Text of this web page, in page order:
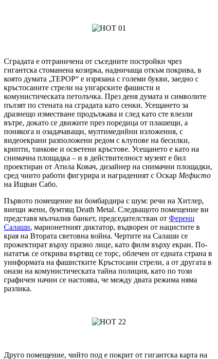
Сградата е отграничена от съседните постройки чрез
гигантска стоманена козирка, надничаща откъм покрива, в
която думата „ТЕРОР“ е изрязана с големи букви, заедно с
кръстосаните стрели на унгарските фашисти и
комунистическата петолъчка. През деня думата и символите
пълзят по стената на сградата като сенки. Усещането за
дразнещо изместване продължава и след като сте влезли
вътре, докато се движите през поредица от плашещи, а
понякога и озадачаващи, мултимедийни изложения, с
видеоекрани разположени редом с клупове на бесилки,
крипти, танкове и осветени кръстове. Усещането е като на
снимачна площадка – и в действителност музеят е бил
проектиран от Атила Ковач, дизайнер на снимачни площадки,
сред чиито работи фигурира и награденият с Оскар Мефисто
на Ищван Сабо.
Първото помещение ви бомбардира с шум: речи на Хитлер,
виещи жени, бумтящ Death Metal. Следващото помещение ви
представя мълчалив банкет, председателстван от Ференц
Салаши, марионетният диктатор, въдворен от нацистите в
края на Втората световна война. Чертите на Салаши се
прожектират върху празно лице, като филм върху екран. По-
нататък се открива въртящ се торс, облечен от едната страна в
униформата на фашистките Кръстосани стрели, а от другата в
онази на комунистическата тайна полиция, като по този
графичен начин се настоява, че между двата режима няма
разлика.
Друго помещение, чийто под е покрит от гигантска карта на